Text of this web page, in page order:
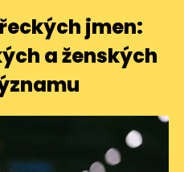
jmen:
a ženských